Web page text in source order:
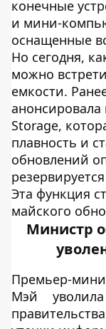
конечные
и мини-
оснащенные
Но сегодня,
можно
емкости.
анонсировала
Storage,
плавность и
обновлений
Эта функция
майского
Министр
Премьер-
Мэй
уволила